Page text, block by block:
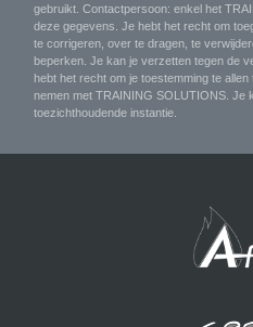
gebruikt. Contactpersoon: enkel het
deze gegevens. Je hebt het recht om
te corrigeren, over te dragen, te
beperken. Je kan je verzetten tegen de
hebt het recht om je toestemming te
nemen met TRAINING SOLUTIONS. Je
toezichthoudende instantie.